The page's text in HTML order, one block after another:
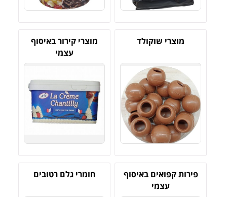
מוצרי שוקולד
מוצרי קירור באיסוף
עצמי
פירות קפואים באיסוף
עצמי
חומרי גלם רטובים